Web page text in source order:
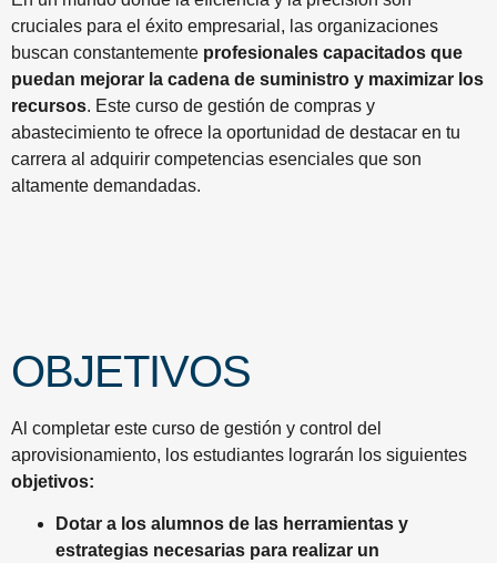
cruciales para el éxito empresarial, las organizaciones
buscan constantemente profesionales capacitados que
puedan mejorar la cadena de suministro y maximizar los
recursos. Este curso de gestión de compras y
abastecimiento te ofrece la oportunidad de destacar en tu
carrera al adquirir competencias esenciales que son
altamente demandadas.
OBJETIVOS
Al completar este curso de gestión y control del
aprovisionamiento, los estudiantes lograrán los siguientes
objetivos:
Dotar a los alumnos de las herramientas y
estrategias necesarias para realizar un